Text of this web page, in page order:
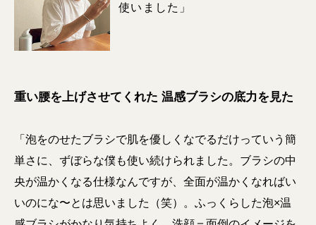
使いました」
重い腰を上げさせてくれた 温感ブラシの底力を見た
「泡をのせたブラシで肌を優しくなでるだけっていう簡
単さに、ずぼらな僕も使い続けられました。ブラシの中
央が温かくなる仕様なんですが、全面が温かくなればい
いのにな〜とは思いました（笑）。ふっくらした泡×温